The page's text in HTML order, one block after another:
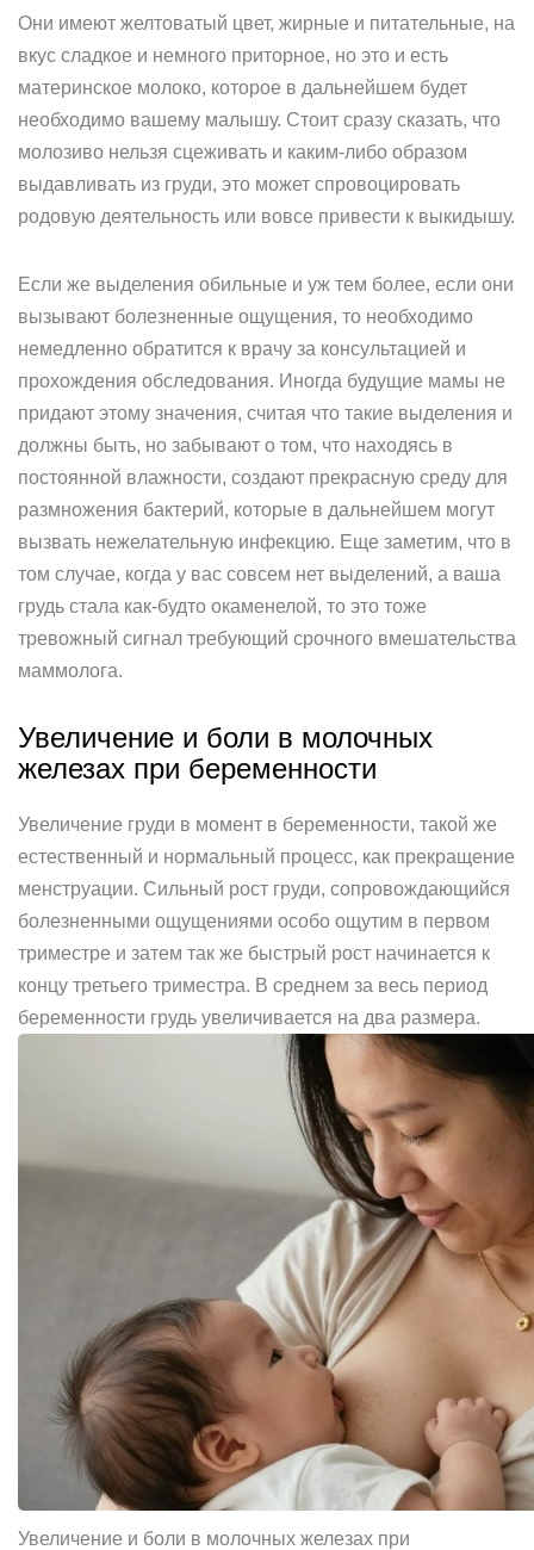
Они имеют желтоватый цвет, жирные и питательные, на
вкус сладкое и немного приторное, но это и есть
материнское молоко, которое в дальнейшем будет
необходимо вашему малышу. Стоит сразу сказать, что
молозиво нельзя сцеживать и каким-либо образом
выдавливать из груди, это может спровоцировать
родовую деятельность или вовсе привести к выкидышу.
Если же выделения обильные и уж тем более, если они
вызывают болезненные ощущения, то необходимо
немедленно обратится к врачу за консультацией и
прохождения обследования. Иногда будущие мамы не
придают этому значения, считая что такие выделения и
должны быть, но забывают о том, что находясь в
постоянной влажности, создают прекрасную среду для
размножения бактерий, которые в дальнейшем могут
вызвать нежелательную инфекцию. Еще заметим, что в
том случае, когда у вас совсем нет выделений, а ваша
грудь стала как-будто окаменелой, то это тоже
тревожный сигнал требующий срочного вмешательства
маммолога.
Увеличение и боли в молочных
железах при беременности
Увеличение груди в момент в беременности, такой же
естественный и нормальный процесс, как прекращение
менструации. Сильный рост груди, сопровождающийся
болезненными ощущениями особо ощутим в первом
триместре и затем так же быстрый рост начинается к
концу третьего триместра. В среднем за весь период
беременности грудь увеличивается на два размера.
Увеличение и боли в молочных железах при